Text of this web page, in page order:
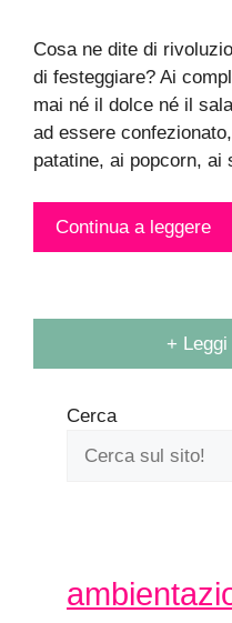
Cosa ne dite di
di festeggiare? Ai
mai né il dolce né il
ad essere
patatine, ai popcorn,
Continua a leggere
+
Cerca